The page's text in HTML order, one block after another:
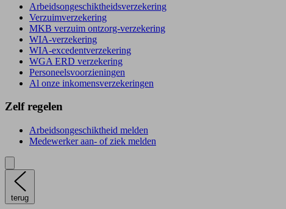
Arbeidsongeschiktheidsverzekering
Verzuimverzekering
MKB verzuim ontzorg-verzekering
WIA-verzekering
WIA-excedentverzekering
WGA ERD verzekering
Personeelsvoorzieningen
Al onze inkomensverzekeringen
Zelf regelen
Arbeidsongeschiktheid melden
Medewerker aan- of ziek melden
terug